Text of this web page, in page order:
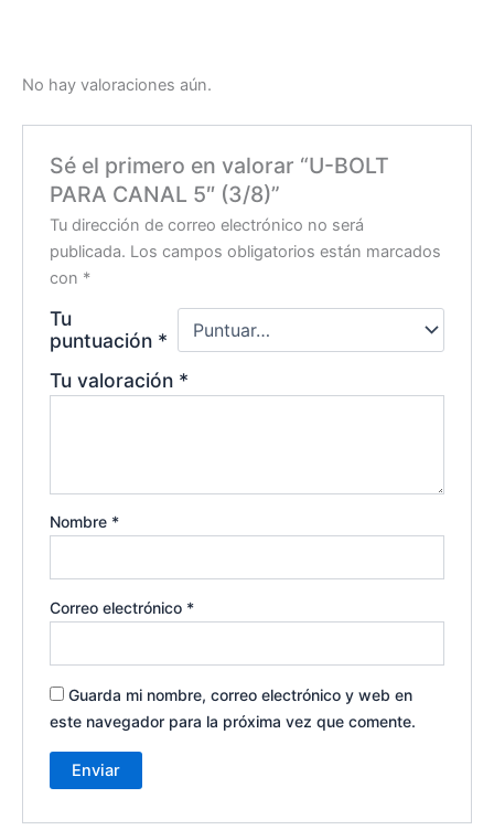
No hay valoraciones aún.
Sé el primero en valorar “U-BOLT
PARA CANAL 5″ (3/8)”
Tu dirección de correo electrónico no será
publicada. Los campos obligatorios están marcados
con *
Tu
puntuación *
Tu valoración *
Nombre *
Correo electrónico *
Guarda mi nombre, correo electrónico y web en
este navegador para la próxima vez que comente.